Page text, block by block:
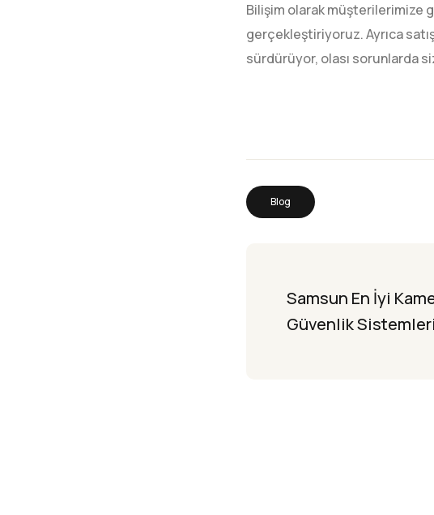
Bilişim olarak müşterilerimize
gerçekleştiriyoruz. Ayrıca
sürdürüyor, olası sorunlarda
Blog
Samsun En İyi
Güvenlik Sistemleri